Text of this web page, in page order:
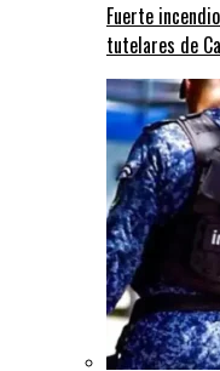
Fuerte
tutelares de